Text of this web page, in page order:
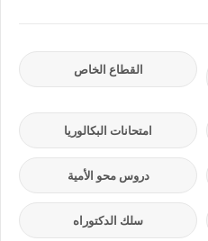
القطاع الخاص
امتحانات البكالوريا
دروس محو الأمية
سلك الدكتوراه